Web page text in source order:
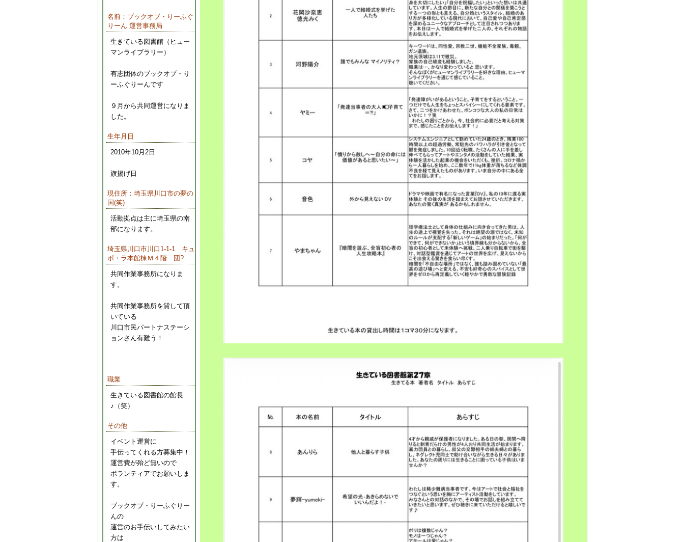
名前：ブックオブ・りーふぐ
りーん 運営事務局
生きている図書館（ヒュー
マンライブラリー）
有志団体のブックオブ・り
ーふぐりーんです
９月から共同運営になりま
した。
生年月日
2010年10月2日
旗揚げ日
現住所：埼玉県川口市の夢の
国(笑)
活動拠点は主に埼玉県の南
部になります。
埼玉県川口市川口1-1-1 キュ
ポ・ラ本館棟Ｍ４階 団?
共同作業事務所になりま
す。
共同作業事務所を貸して頂
いている
川口市民パートナステーシ
ョンさん有難う！
職業
生きている図書館の館長
♪（笑）
その他
イベント運営に
手伝ってくれる方募集中！
運営費が殆ど無いので
ボランティアでお願いしま
す。
ブックオブ・りーふぐりー
んの
運営のお手伝いしてみたい
方は